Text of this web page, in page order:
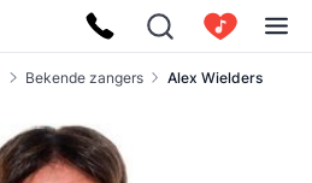
Bekende zangers Alex Wielders